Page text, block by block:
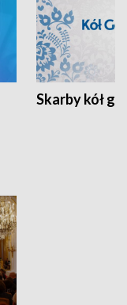
Skarby kół